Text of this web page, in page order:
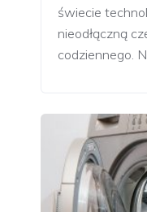
świecie
nieodłączną
codziennego.